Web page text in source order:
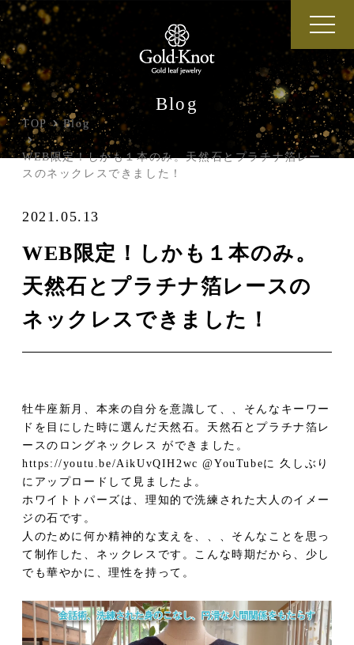
Blog
TOP Blog
WEB限定！しかも１本のみ。天然石とプラチナ箔レー
スのネックレスできました！
2021.05.13
WEB限定！しかも１本のみ。
天然石とプラチナ箔レースの
ネックレスできました！
牡牛座新月、本来の自分を意識して、、そんなキーワー
ドを目にした時に選んだ天然石。天然石とプラチナ箔レ
ースのロングネックレス ができました。
https://youtu.be/AikUvQIH2wc @YouTubeに 久しぶり
にアップロードして見ましたよ。
ホワイトトパーズは、理知的で洗練された大人のイメー
ジの石です。
人のために何か精神的な支えを、、、そんなことを思っ
て制作した、ネックレスです。こんな時期だから、少し
でも華やかに、理性を持って。